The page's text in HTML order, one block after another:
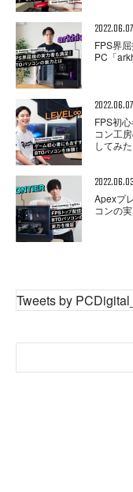
2022.06.07
FPS界
PC「
2022.06.07
FPS初
コン工
してみた
2022.06.03
Apexプ
コンの
Tweets by